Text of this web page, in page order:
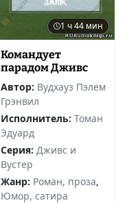
1 ч 44 мин
Командует
парадом Дживс
Автор: Вудхауз Пэлем
Грэнвил
Исполнитель: Томан
Эдуард
Серия: Дживс и
Вустер
Жанр: Роман, проза,
Юмор, сатира